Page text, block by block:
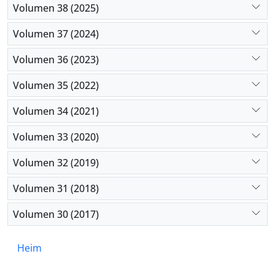
Volumen 38 (2025)
Volumen 37 (2024)
Volumen 36 (2023)
Volumen 35 (2022)
Volumen 34 (2021)
Volumen 33 (2020)
Volumen 32 (2019)
Volumen 31 (2018)
Volumen 30 (2017)
Heim